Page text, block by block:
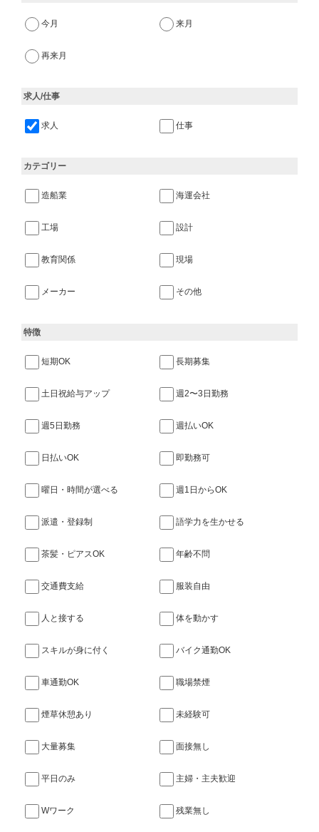
今月 来月
再来月
求人/仕事
求人 仕事
カテゴリー
造船業 海運会社
工場 設計
教育関係 現場
メーカー その他
特徴
短期OK 長期募集
土日祝給与アップ 週2〜3日勤務
週5日勤務 週払いOK
日払いOK 即勤務可
曜日・時間が選べる 週1日からOK
派遣・登録制 語学力を生かせる
茶髪・ピアスOK 年齢不問
交通費支給 服装自由
人と接する 体を動かす
スキルが身に付く バイク通勤OK
車通勤OK 職場禁煙
煙草休憩あり 未経験可
大量募集 面接無し
平日のみ 主婦・主夫歓迎
Wワーク 残業無し